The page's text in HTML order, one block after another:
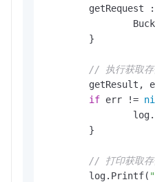
// 执行获取存
if err !=
// 打印获取存
	log.Printf(